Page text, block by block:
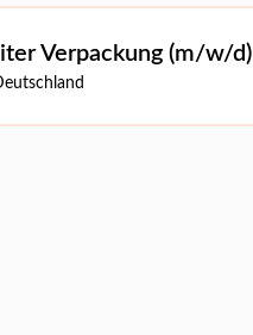
Verpackung (m/w/d)